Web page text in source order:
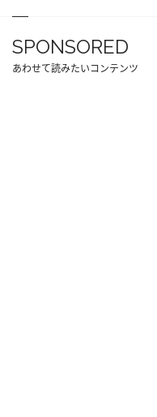
SPONSORED
あわせて読みたいコンテンツ